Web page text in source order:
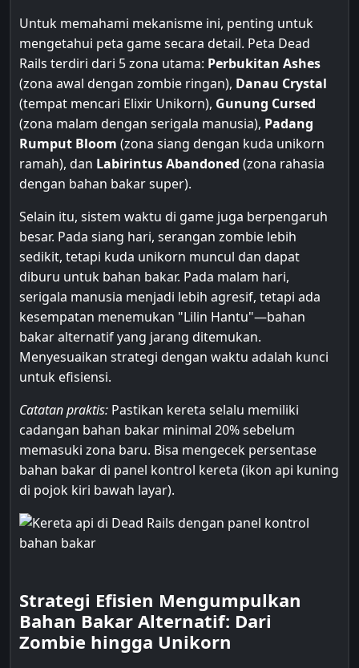
Untuk memahami mekanisme ini, penting untuk
mengetahui peta game secara detail. Peta Dead
Rails terdiri dari 5 zona utama: Perbukitan Ashes
(zona awal dengan zombie ringan), Danau Crystal
(tempat mencari Elixir Unikorn), Gunung Cursed
(zona malam dengan serigala manusia), Padang
Rumput Bloom (zona siang dengan kuda unikorn
ramah), dan Labirintus Abandoned (zona rahasia
dengan bahan bakar super).
Selain itu, sistem waktu di game juga berpengaruh
besar. Pada siang hari, serangan zombie lebih
sedikit, tetapi kuda unikorn muncul dan dapat
diburu untuk bahan bakar. Pada malam hari,
serigala manusia menjadi lebih agresif, tetapi ada
kesempatan menemukan "Lilin Hantu"—bahan
bakar alternatif yang jarang ditemukan.
Menyesuaikan strategi dengan waktu adalah kunci
untuk efisiensi.
Catatan praktis: Pastikan kereta selalu memiliki
cadangan bahan bakar minimal 20% sebelum
memasuki zona baru. Bisa mengecek persentase
bahan bakar di panel kontrol kereta (ikon api kuning
di pojok kiri bawah layar).
Strategi Efisien Mengumpulkan
Bahan Bakar Alternatif: Dari
Zombie hingga Unikorn